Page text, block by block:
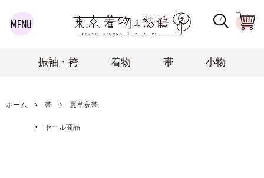
振袖・袴 着物 帯 小物
ホーム 帯 夏単衣帯
セール商品